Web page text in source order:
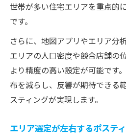
世帯が多い住宅エリアを重点的
です。
さらに、地図アプリやエリア分
エリアの人口密度や競合店舗の
より精度の高い設定が可能です
布を減らし、反響が期待できる
スティングが実現します。
エリア選定が左右するポステ